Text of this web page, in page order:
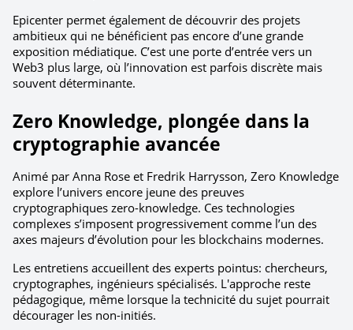
Epicenter permet également de découvrir des projets
ambitieux qui ne bénéficient pas encore d’une grande
exposition médiatique. C’est une porte d’entrée vers un
Web3 plus large, où l’innovation est parfois discrète mais
souvent déterminante.
Zero Knowledge, plongée dans la
cryptographie avancée
Animé par Anna Rose et Fredrik Harrysson, Zero Knowledge
explore l’univers encore jeune des preuves
cryptographiques zero-knowledge. Ces technologies
complexes s’imposent progressivement comme l’un des
axes majeurs d’évolution pour les blockchains modernes.
Les entretiens accueillent des experts pointus: chercheurs,
cryptographes, ingénieurs spécialisés. L'approche reste
pédagogique, même lorsque la technicité du sujet pourrait
décourager les non-initiés.